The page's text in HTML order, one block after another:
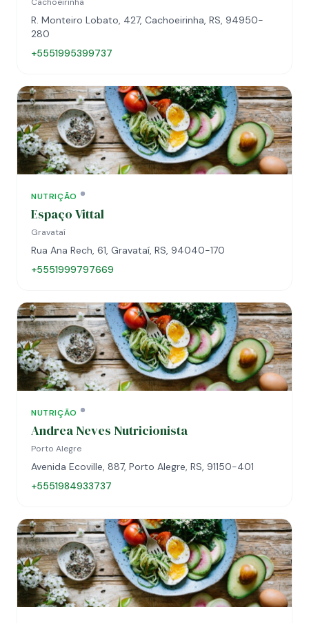
R. Monteiro Lobato, 427, Cachoeirinha, RS, 94950-
280
+5551995399737
NUTRIÇÃO
Espaço Vittal
Gravataí
Rua Ana Rech, 61, Gravataí, RS, 94040-170
+5551999797669
NUTRIÇÃO
Andrea Neves Nutricionista
Porto Alegre
Avenida Ecoville, 887, Porto Alegre, RS, 91150-401
+5551984933737